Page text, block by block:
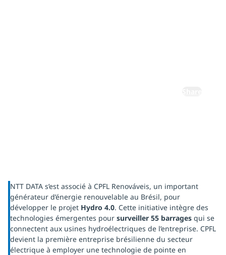
NTT DATA s’est associé à CPFL Renováveis, un important
générateur d’énergie renouvelable au Brésil, pour
développer le projet Hydro 4.0. Cette initiative intègre des
technologies émergentes pour surveiller 55 barrages qui se
connectent aux usines hydroélectriques de l’entreprise. CPFL
devient la première entreprise brésilienne du secteur
électrique à employer une technologie de pointe en